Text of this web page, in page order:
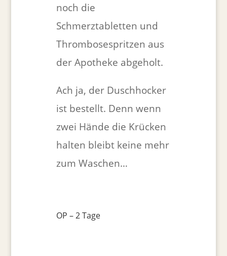
noch die
Schmerztabletten und
Thrombosespritzen aus
der Apotheke abgeholt.
Ach ja, der Duschhocker
ist bestellt. Denn wenn
zwei Hände die Krücken
halten bleibt keine mehr
zum Waschen…
OP – 2 Tage